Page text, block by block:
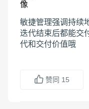
敏捷管理强调持续
迭代结束后都能交
代和交付价值哦
赞同 15